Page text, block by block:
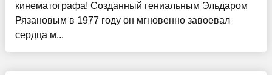
кинематографа! Созданный гениальным Эльдаром
Рязановым в 1977 году он мгновенно завоевал
сердца м...